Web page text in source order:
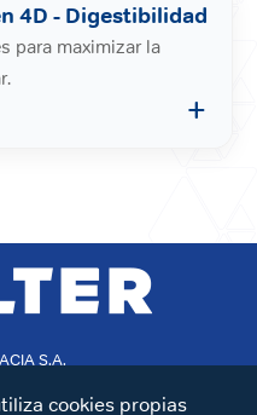
4D - Digestibilidad
para maximizar la
+
S.A.
320cookies propias